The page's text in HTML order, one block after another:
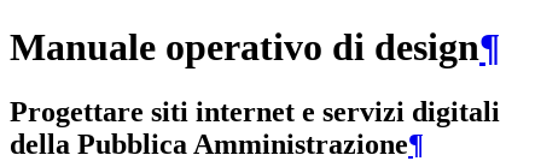
Manuale operativo di design¶
Progettare siti internet e servizi digitali
della Pubblica Amministrazione¶